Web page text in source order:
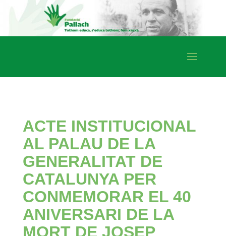
ACTE INSTITUCIONAL
AL PALAU DE LA
GENERALITAT DE
CATALUNYA PER
CONMEMORAR EL 40
ANIVERSARI DE LA
MORT DE JOSEP